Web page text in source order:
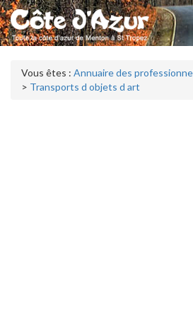
Vous êtes : Annuaire des
> Transports d objets d art